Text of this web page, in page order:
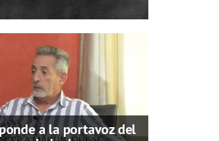
a la portavoz del